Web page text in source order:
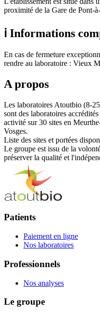
proximité de la Gare de Pont-
ℹ️ Informations
En cas de fermeture
rendre au laboratoire : Vieux
A propos
Les laboratoires Atoutbio (8-
sont des laboratoires
activité sur 30 sites en
Vosges.
Liste des sites et portées
Le groupe est issu de la
préserver la qualité et
Patients
Paiement en ligne
Nos laboratoires
Professionnels
Nos analyses
Le groupe